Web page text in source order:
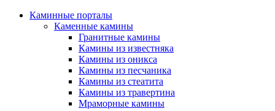
Каминные порталы
Каменные камины
Гранитные камины
Камины из известняка
Камины из оникса
Камины из песчаника
Камины из стеатита
Камины из травертина
Мраморные камины